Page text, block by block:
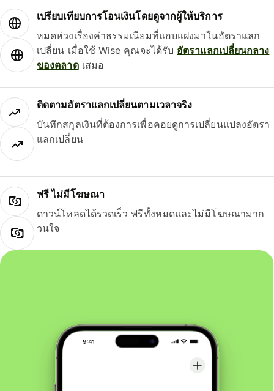
เปรียบเทียบการโอนเงินโดยดูจากผู้ให้บริการ
หมดห่วงเรื่องค่าธรรมเนียมที่แอบแฝงมาในอัตราแลก
เปลี่ยน เมื่อใช้ Wise คุณจะได้รับ อัตราแลกเปลี่ยนกลาง
ของตลาดเสมอ
ติดตามอัตราแลกเปลี่ยนตามเวลาจริง
บันทึกสกุลเงินที่ต้องการเพื่อคอยดูการเปลี่ยนแปลงอัตรา
แลกเปลี่ยน
ฟรี ไม่มีโฆษณา
ดาวน์โหลดได้รวดเร็ว ฟรีทั้งหมดและไม่มีโฆษณามาก
วนใจ